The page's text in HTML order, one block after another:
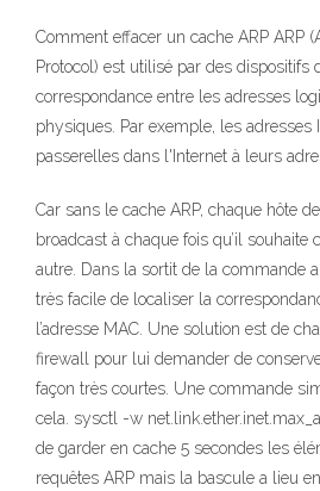
Comment effacer un cache ARP ARP
Protocol) est utilisé par des dispositifs
correspondance entre les adresses
physiques. Par exemple, les adresses
passerelles dans l'Internet à leurs
Car sans le cache ARP, chaque hôte
broadcast à chaque fois qu’il
autre. Dans la sortit de la commande
très facile de localiser la
l’adresse MAC. Une solution est de
firewall pour lui demander de
façon très courtes. Une commande
cela. sysctl -w
de garder en cache 5 secondes les
requêtes ARP mais la bascule a lieu